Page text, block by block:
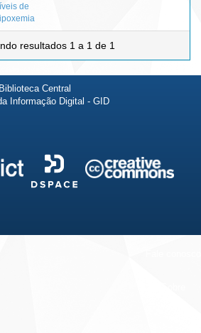
de
resultados 1 a 1 de 1
Central
Informação Digital - GID